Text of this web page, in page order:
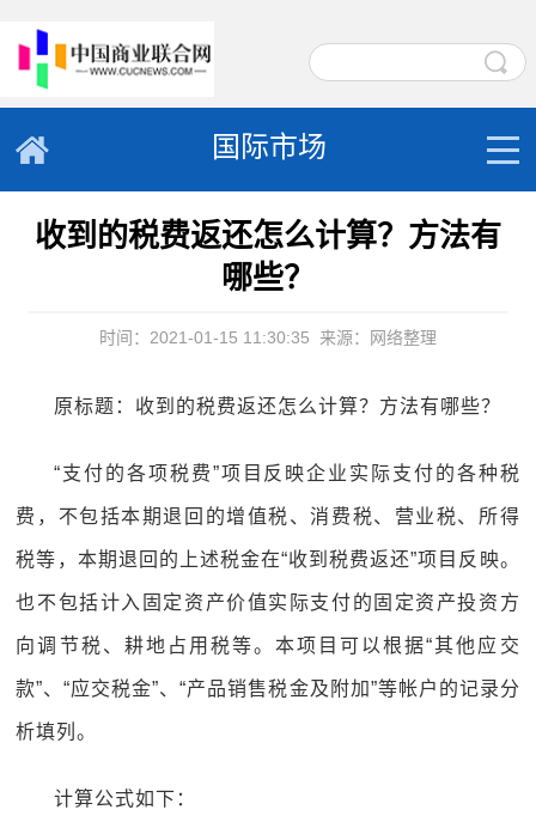
国际市场
收到的税费返还怎么计算？方法有
哪些？
时间：2021-01-15 11:30:35 来源：网络整理
原标题：收到的税费返还怎么计算？方法有哪些？
“支付的各项税费”项目反映企业实际支付的各种税
费，不包括本期退回的增值税、消费税、营业税、所得
税等，本期退回的上述税金在“收到税费返还”项目反映。
也不包括计入固定资产价值实际支付的固定资产投资方
向调节税、耕地占用税等。本项目可以根据“其他应交
款”、“应交税金”、“产品销售税金及附加”等帐户的记录分
析填列。
计算公式如下：